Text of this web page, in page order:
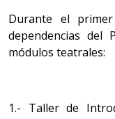
Durante el
dependencias del
módulos teatrales:
1.- Taller de